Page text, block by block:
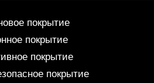
покрытие
покрытие
покрытие
покрытие